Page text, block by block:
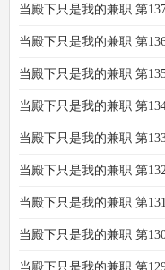
当殿下只是我的兼职 第
当殿下只是我的兼职 第
当殿下只是我的兼职 第
当殿下只是我的兼职 第
当殿下只是我的兼职 第
当殿下只是我的兼职 第
当殿下只是我的兼职 第
当殿下只是我的兼职 第
当殿下只是我的兼职 第